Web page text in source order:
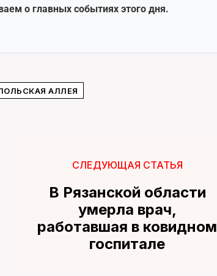
о главных событиях этого дня.
АЛЛЕЯ
СЛЕДУЮЩАЯ СТАТЬЯ
В Рязанской области
умерла врач,
работавшая в ковидном
госпитале